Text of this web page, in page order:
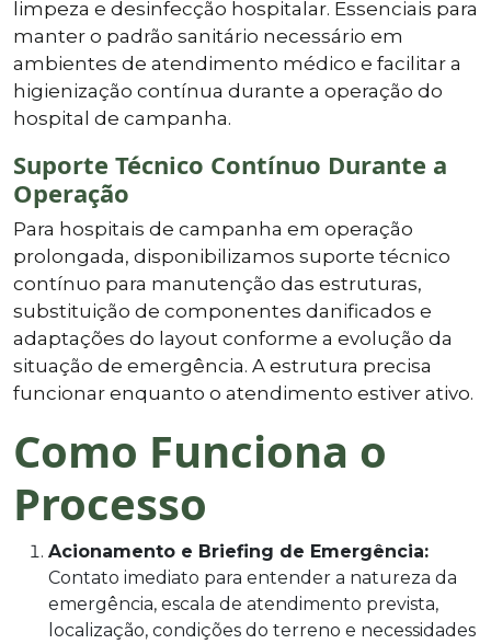
limpeza e desinfecção hospitalar. Essenciais para
manter o padrão sanitário necessário em
ambientes de atendimento médico e facilitar a
higienização contínua durante a operação do
hospital de campanha.
Suporte Técnico Contínuo Durante a
Operação
Para hospitais de campanha em operação
prolongada, disponibilizamos suporte técnico
contínuo para manutenção das estruturas,
substituição de componentes danificados e
adaptações do layout conforme a evolução da
situação de emergência. A estrutura precisa
funcionar enquanto o atendimento estiver ativo.
Como Funciona o
Processo
Acionamento e Briefing de Emergência:
Contato imediato para entender a natureza da
emergência, escala de atendimento prevista,
localização, condições do terreno e necessidades